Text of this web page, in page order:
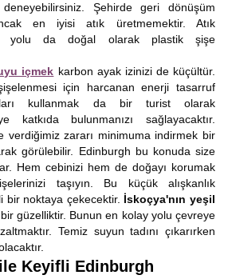
Şehirde geri dönüşüm
en iyisi atık üretmemektir. Atık
yolu da doğal olarak plastik şişe
içmek karbon ayak izinizi de küçültür.
için harcanan enerji tasarruf
kullanmak da bir turist olarak
katkıda bulunmanızı sağlayacaktır.
verdiğimiz zararı minimuma indirmek bir
görülebilir. Edinburgh bu konuda size
Hem cebinizi hem de doğayı korumak
taşıyın. Bu küçük alışkanlık
bir noktaya çekecektir. İskoçya'nın yeşil
bir güzelliktir. Bunun en kolay yolu çevreye
Temiz suyun tadını çıkarırken
Keyifli Edinburgh